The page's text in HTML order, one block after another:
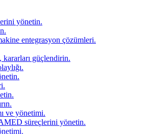
yönetin.
entegrasyon çözümleri.
güçlendirin.
ve yönetimi.
süreçlerini yönetin.